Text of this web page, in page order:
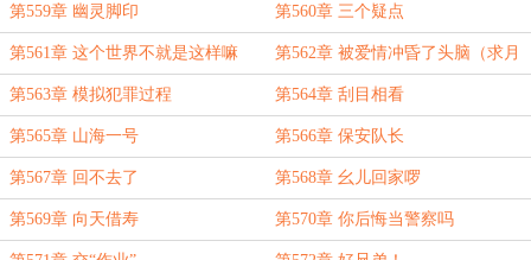
第559章 幽灵脚印 第560章 三个疑点
第561章 这个世界不就是这样嘛 第562章 被爱情冲昏了头脑（求月
票）
第563章 模拟犯罪过程 第564章 刮目相看
第565章 山海一号 第566章 保安队长
第567章 回不去了 第568章 幺儿回家啰
第569章 向天借寿 第570章 你后悔当警察吗